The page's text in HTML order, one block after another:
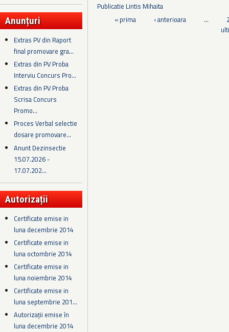
Anunțuri
Extras PV din Raport
final promovare gra...
Extras din PV Proba
Interviu Concurs Pro...
Extras din PV Proba
Scrisa Concurs
Promo...
Proces Verbal selectie
dosare promovare...
Anunt Dezinsectie
15.07.2026 -
17.07.202...
Autorizații
Certificate emise in
luna decembrie 2014
Certificate emise in
luna octombrie 2014
Certificate emise in
luna noiembrie 2014
Certificate emise in
luna septembrie 201...
Autorizații emise în
luna decembrie 2014
Publicatie Lintis Mihaita
Pagini
« prima ‹ anterioara …